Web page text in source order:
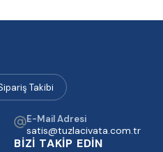
Takibi
E-Mail Adresi
satis@tuzlacivata.com.tr
BİZİ TAKİP EDİN